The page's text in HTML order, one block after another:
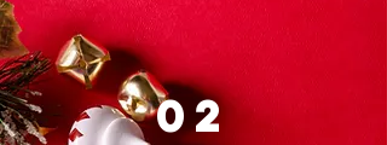
02